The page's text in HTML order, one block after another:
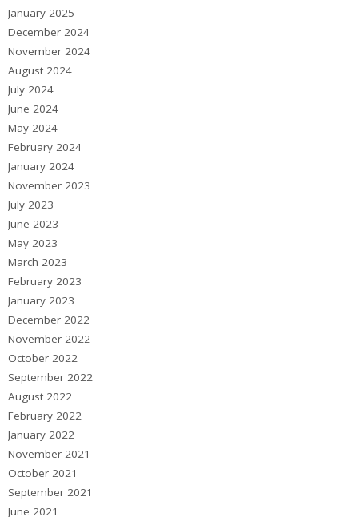
January 2025
December 2024
November 2024
August 2024
July 2024
June 2024
May 2024
February 2024
January 2024
November 2023
July 2023
June 2023
May 2023
March 2023
February 2023
January 2023
December 2022
November 2022
October 2022
September 2022
August 2022
February 2022
January 2022
November 2021
October 2021
September 2021
June 2021